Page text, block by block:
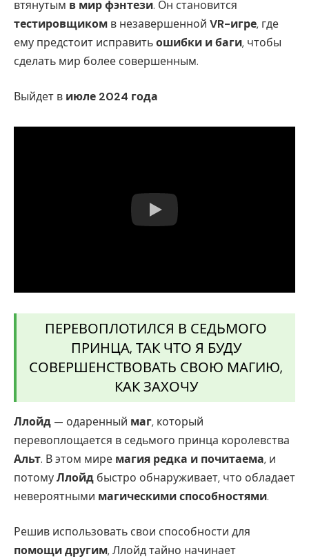
втянутым в мир фэнтези. Он становится
тестировщиком в незавершенной VR-игре, где
ему предстоит исправитьошибки и баги, чтобы
сделать мир более совершенным.
Выйдет в июле 2024 года
ПЕРЕВОПЛОТИЛСЯ В СЕДЬМОГО
ПРИНЦА, ТАК ЧТО Я БУДУ
СОВЕРШЕНСТВОВАТЬ СВОЮ МАГИЮ,
КАК ЗАХОЧУ
Ллойд — одаренный маг, который
перевоплощается в седьмого принца королевства
Альт. В этом мире магия редка и почитаема, и
потомуЛлойд быстро обнаруживает, что обладает
невероятными магическими способностями.
Решив использовать свои способности для
помощи другим, Ллойд тайно начинает